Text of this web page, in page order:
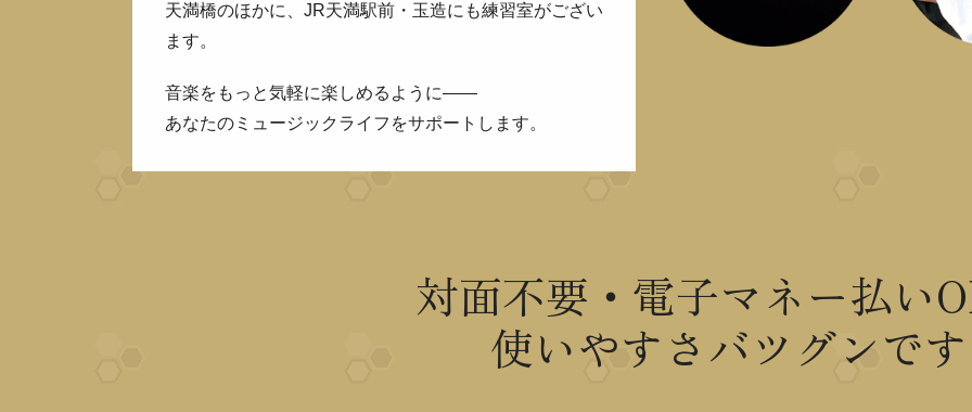
天満橋のほかに、JR天満駅前・玉造にも練習室がござい
ます。
音楽をもっと気軽に楽しめるように――
あなたのミュージックライフをサポートします。
対面不要・電子マネー払い
使いやすさバツグンです